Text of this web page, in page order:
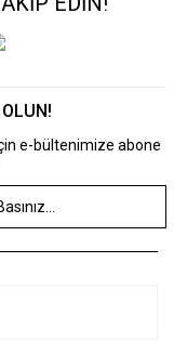
e-bültenimize abone